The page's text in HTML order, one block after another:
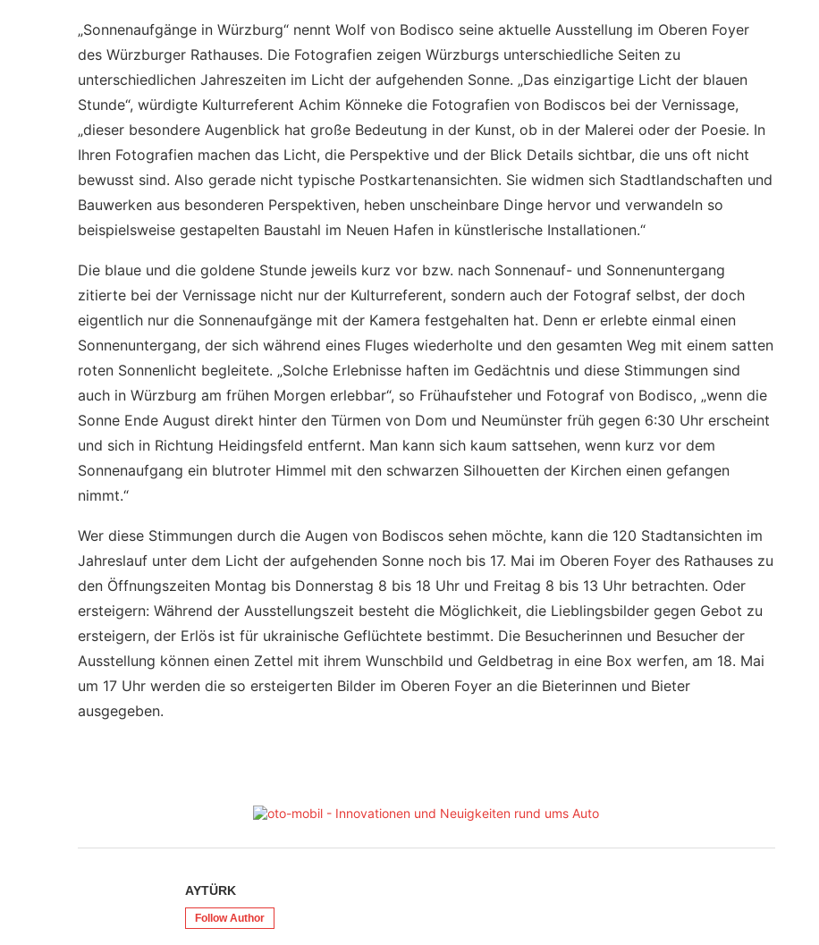
„Sonnenaufgänge in Würzburg“ nennt Wolf von Bodisco seine aktuelle Ausstellung im Oberen Foyer
des Würzburger Rathauses. Die Fotografien zeigen Würzburgs unterschiedliche Seiten zu
unterschiedlichen Jahreszeiten im Licht der aufgehenden Sonne. „Das einzigartige Licht der blauen
Stunde“, würdigte Kulturreferent Achim Könneke die Fotografien von Bodiscos bei der Vernissage,
„dieser besondere Augenblick hat große Bedeutung in der Kunst, ob in der Malerei oder der Poesie. In
Ihren Fotografien machen das Licht, die Perspektive und der Blick Details sichtbar, die uns oft nicht
bewusst sind. Also gerade nicht typische Postkartenansichten. Sie widmen sich Stadtlandschaften und
Bauwerken aus besonderen Perspektiven, heben unscheinbare Dinge hervor und verwandeln so
beispielsweise gestapelten Baustahl im Neuen Hafen in künstlerische Installationen.“
Die blaue und die goldene Stunde jeweils kurz vor bzw. nach Sonnenauf- und Sonnenuntergang
zitierte bei der Vernissage nicht nur der Kulturreferent, sondern auch der Fotograf selbst, der doch
eigentlich nur die Sonnenaufgänge mit der Kamera festgehalten hat. Denn er erlebte einmal einen
Sonnenuntergang, der sich während eines Fluges wiederholte und den gesamten Weg mit einem satten
roten Sonnenlicht begleitete. „Solche Erlebnisse haften im Gedächtnis und diese Stimmungen sind
auch in Würzburg am frühen Morgen erlebbar“, so Frühaufsteher und Fotograf von Bodisco, „wenn die
Sonne Ende August direkt hinter den Türmen von Dom und Neumünster früh gegen 6:30 Uhr erscheint
und sich in Richtung Heidingsfeld entfernt. Man kann sich kaum sattsehen, wenn kurz vor dem
Sonnenaufgang ein blutroter Himmel mit den schwarzen Silhouetten der Kirchen einen gefangen
nimmt.“
Wer diese Stimmungen durch die Augen von Bodiscos sehen möchte, kann die 120 Stadtansichten im
Jahreslauf unter dem Licht der aufgehenden Sonne noch bis 17. Mai im Oberen Foyer des Rathauses zu
den Öffnungszeiten Montag bis Donnerstag 8 bis 18 Uhr und Freitag 8 bis 13 Uhr betrachten. Oder
ersteigern: Während der Ausstellungszeit besteht die Möglichkeit, die Lieblingsbilder gegen Gebot zu
ersteigern, der Erlös ist für ukrainische Geflüchtete bestimmt. Die Besucherinnen und Besucher der
Ausstellung können einen Zettel mit ihrem Wunschbild und Geldbetrag in eine Box werfen, am 18. Mai
um 17 Uhr werden die so ersteigerten Bilder im Oberen Foyer an die Bieterinnen und Bieter
ausgegeben.
AYTÜRK
Follow Author